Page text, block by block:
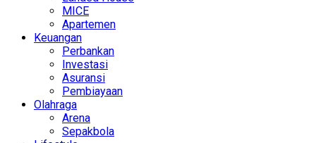
MICE
Apartemen
Keuangan
Perbankan
Investasi
Asuransi
Pembiayaan
Olahraga
Arena
Sepakbola